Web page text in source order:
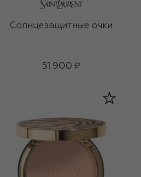
Солнцезащитные очки
51 900 ₽